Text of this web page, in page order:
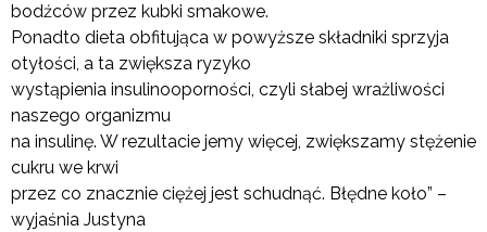
bodźców przez kubki smakowe.
Ponadto dieta obfitująca w powyższe składniki sprzyja
otyłości, a ta zwiększa ryzyko
wystąpienia insulinooporności, czyli słabej wrażliwości
naszego organizmu
na insulinę. W rezultacie jemy więcej, zwiększamy stężenie
cukru we krwi
przez co znacznie ciężej jest schudnąć. Błędne koło” –
wyjaśnia Justyna